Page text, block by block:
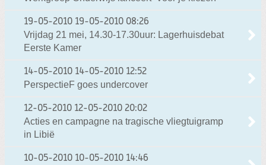
19-05-2010 19-05-2010 08:26
Vrijdag 21 mei, 14.30-17.30uur: Lagerhuisdebat
Eerste Kamer
14-05-2010 14-05-2010 12:52
PerspectieF goes undercover
12-05-2010 12-05-2010 20:02
Acties en campagne na tragische vliegtuigramp
in Libië
10-05-2010 10-05-2010 14:46